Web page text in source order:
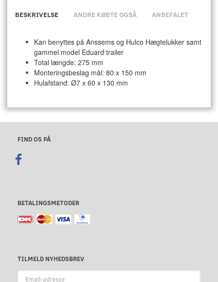
BESKRIVELSE ANDRE KØBTE OGSÅ ANBEFALET
Kan benyttes på Anssems og Hulco Hægtelukker samt
gammel model Eduard trailer
Total længde: 275 mm
Monteringsbeslag mål: 80 x 150 mm
Hulafstand: Ø7 x 60 x 130 mm
FIND OS PÅ
BETALINGSMETODER
TILMELD NYHEDSBREV